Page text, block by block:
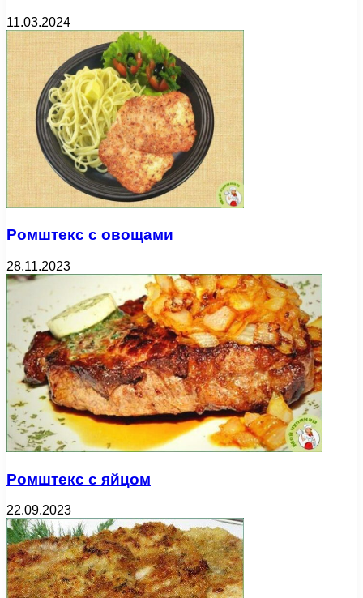
11.03.2024
Ромштекс с овощами
28.11.2023
Ромштекс с яйцом
22.09.2023